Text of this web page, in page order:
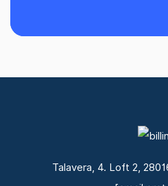
Talavera, 4. Loft 2,